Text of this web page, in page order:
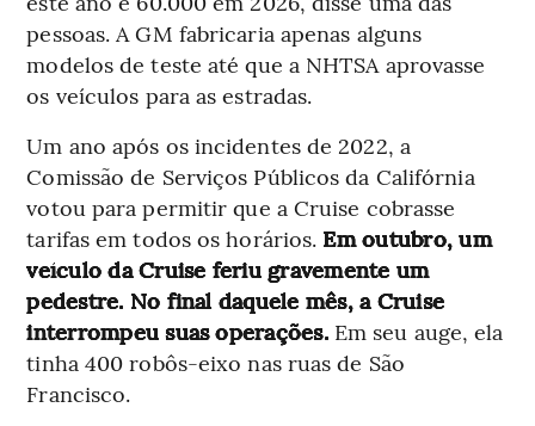
pessoas. A GM fabricaria apenas alguns
modelos de teste até que a NHTSA aprovasse
os veículos para as estradas.
Um ano após os incidentes de 2022, a
Comissão de Serviços Públicos da Califórnia
votou para permitir que a Cruise cobrasse
tarifas em todos os horários. Em outubro, um
veículo da Cruise feriu gravemente um
pedestre. No final daquele mês, a Cruise
interrompeu suas operações.Em seu auge, ela
tinha 400 robôs-eixo nas ruas de São
Francisco.